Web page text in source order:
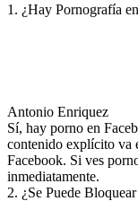
1. ¿Hay Pornografía
Antonio Enriquez
Sí, hay porno en
contenido explícito va
Facebook. Si ves
inmediatamente.
2. ¿Se Puede